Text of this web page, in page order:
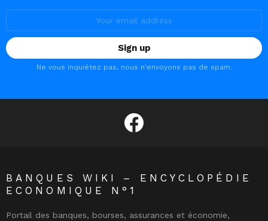
Ne vous inquiétez pas, nous n'envoyons pas de spam.
facebook
BANQUES WIKI – ENCYCLOPÉDIE
ECONOMIQUE N°1
Portail des banques, bourses, assurances et économie,